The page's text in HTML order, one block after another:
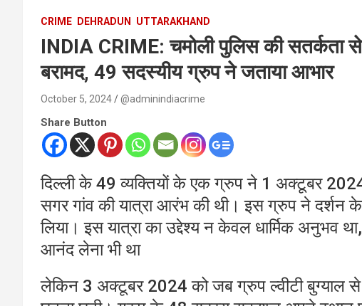
CRIME DEHRADUN UTTARAKHAND
INDIA CRIME: चमोली पुलिस की सतर्कता
बरामद, 49 सदस्यीय ग्रुप ने जताया आभार
October 5, 2024 @adminindiacrime
Share Button
दिल्ली के 49 व्यक्तियों के एक ग्रुप ने 1 अक्टूबर
सगर गांव की यात्रा आरंभ की थी। इस ग्रुप ने दर्शन के
लिया। इस यात्रा का उद्देश्य न केवल धार्मिक अनुभव
आनंद लेना भी था
लेकिन 3 अक्टूबर 2024 को जब ग्रुप ल्वीटी बुग्याल से